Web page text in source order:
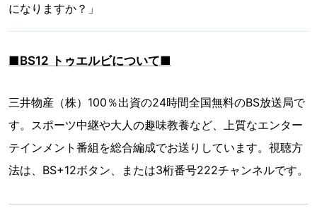
になりますか？」
■BS12 トゥエルビについて■
三井物産（株）100％出資の24時間全国無料のBS放送局で
す。スポーツ中継や大人の趣味教養など、上質なエンター
テインメント番組を総合編成でお送りしています。視聴方
法は、BS+12ボタン、または3桁番号222チャンネルです。